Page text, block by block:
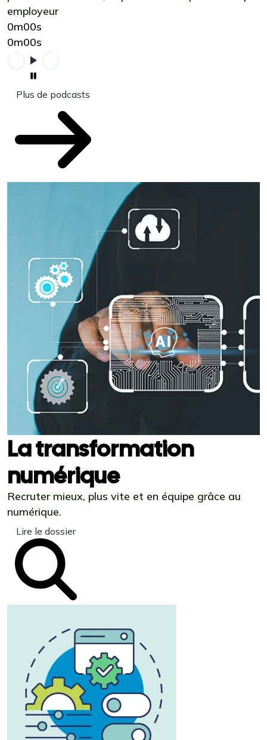
employeur
0m00s
0m00s
Plus de podcasts
La transformation
numérique
Recruter mieux, plus vite et en équipe grâce au
numérique.
Lire le dossier